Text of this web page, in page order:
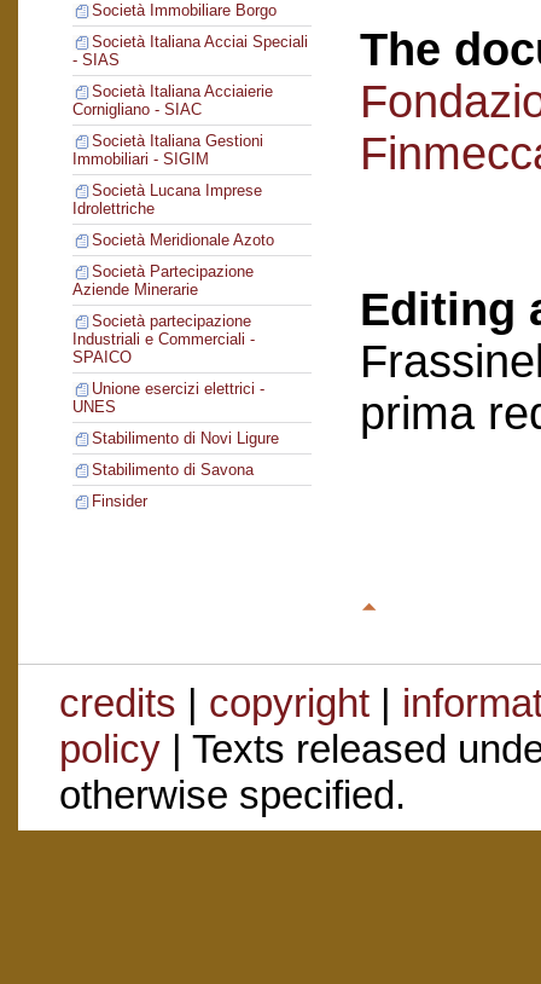
Società Immobiliare Borgo
Società Italiana Acciai Speciali
- SIAS
Società Italiana Acciaierie
Cornigliano - SIAC
Società Italiana Gestioni
Immobiliari - SIGIM
Società Lucana Imprese
Idrolettriche
Società Meridionale Azoto
Società Partecipazione
Aziende Minerarie
Società partecipazione
Industriali e Commerciali -
SPAICO
Unione esercizi elettrici -
UNES
Stabilimento di Novi Ligure
Stabilimento di Savona
Finsider
The
Editing
prima
credits | copyright|
policy| Texts released
otherwise specified.